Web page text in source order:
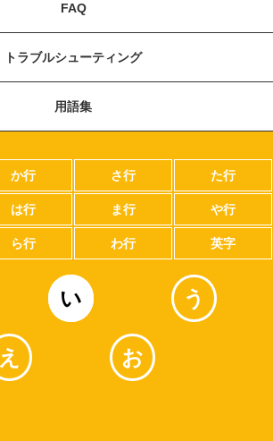
FAQ
トラブルシューティング
用語集
か行 さ行 た行
は行 ま行 や行
ら行 わ行 英字
い う
え お